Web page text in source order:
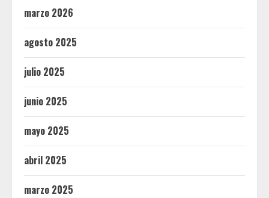
marzo 2026
agosto 2025
julio 2025
junio 2025
mayo 2025
abril 2025
marzo 2025